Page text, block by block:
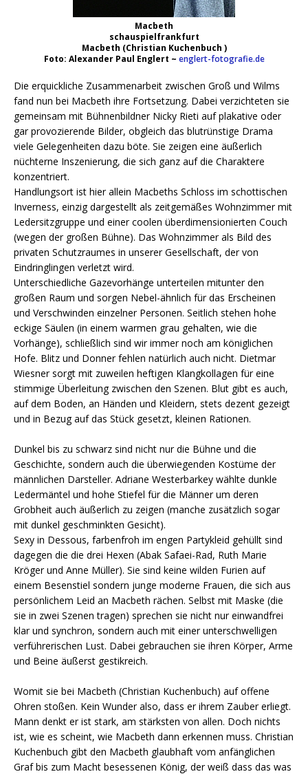
Macbeth
schauspielfrankfurt
Macbeth (Christian Kuchenbuch )
Foto: Alexander Paul Englert ~ englert-fotografie.de
Die erquickliche Zusammenarbeit zwischen Groß und Wilms
fand nun bei Macbeth ihre Fortsetzung. Dabei verzichteten sie
gemeinsam mit Bühnenbildner Nicky Rieti auf plakative oder
gar provozierende Bilder, obgleich das blutrünstige Drama
viele Gelegenheiten dazu böte. Sie zeigen eine äußerlich
nüchterne Inszenierung, die sich ganz auf die Charaktere
konzentriert.
Handlungsort ist hier allein Macbeths Schloss im schottischen
Inverness, einzig dargestellt als zeitgemäßes Wohnzimmer mit
Ledersitzgruppe und einer coolen überdimensionierten Couch
(wegen der großen Bühne). Das Wohnzimmer als Bild des
privaten Schutzraumes in unserer Gesellschaft, der von
Eindringlingen verletzt wird.
Unterschiedliche Gazevorhänge unterteilen mitunter den
großen Raum und sorgen Nebel-ähnlich für das Erscheinen
und Verschwinden einzelner Personen. Seitlich stehen hohe
eckige Säulen (in einem warmen grau gehalten, wie die
Vorhänge), schließlich sind wir immer noch am königlichen
Hofe. Blitz und Donner fehlen natürlich auch nicht. Dietmar
Wiesner sorgt mit zuweilen heftigen Klangkollagen für eine
stimmige Überleitung zwischen den Szenen. Blut gibt es auch,
auf dem Boden, an Händen und Kleidern, stets dezent gezeigt
und in Bezug auf das Stück gesetzt, kleinen Rationen.
Dunkel bis zu schwarz sind nicht nur die Bühne und die
Geschichte, sondern auch die überwiegenden Kostüme der
männlichen Darsteller. Adriane Westerbarkey wählte dunkle
Ledermäntel und hohe Stiefel für die Männer um deren
Grobheit auch äußerlich zu zeigen (manche zusätzlich sogar
mit dunkel geschminkten Gesicht).
Sexy in Dessous, farbenfroh im engen Partykleid gehüllt sind
dagegen die die drei Hexen (Abak Safaei-Rad, Ruth Marie
Kröger und Anne Müller). Sie sind keine wilden Furien auf
einem Besenstiel sondern junge moderne Frauen, die sich aus
persönlichem Leid an Macbeth rächen. Selbst mit Maske (die
sie in zwei Szenen tragen) sprechen sie nicht nur einwandfrei
klar und synchron, sondern auch mit einer unterschwelligen
verführerischen Lust. Dabei gebrauchen sie ihren Körper, Arme
und Beine äußerst gestikreich.
Womit sie bei Macbeth (Christian Kuchenbuch) auf offene
Ohren stoßen. Kein Wunder also, dass er ihrem Zauber erliegt.
Mann denkt er ist stark, am stärksten von allen. Doch nichts
ist, wie es scheint, wie Macbeth dann erkennen muss. Christian
Kuchenbuch gibt den Macbeth glaubhaft vom anfänglichen
Graf bis zum Macht besessenen König, der weiß dass das was